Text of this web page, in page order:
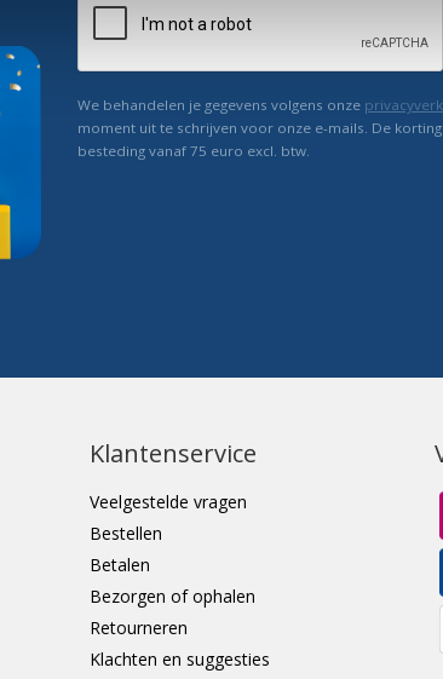
We behandelen je gegevens volgens onze
moment uit te schrijven voor onze e-mails. De
besteding vanaf 75 euro excl. btw.
Klantenservice
Veelgestelde vragen
Bestellen
Betalen
Bezorgen of ophalen
Retourneren
Klachten en suggesties